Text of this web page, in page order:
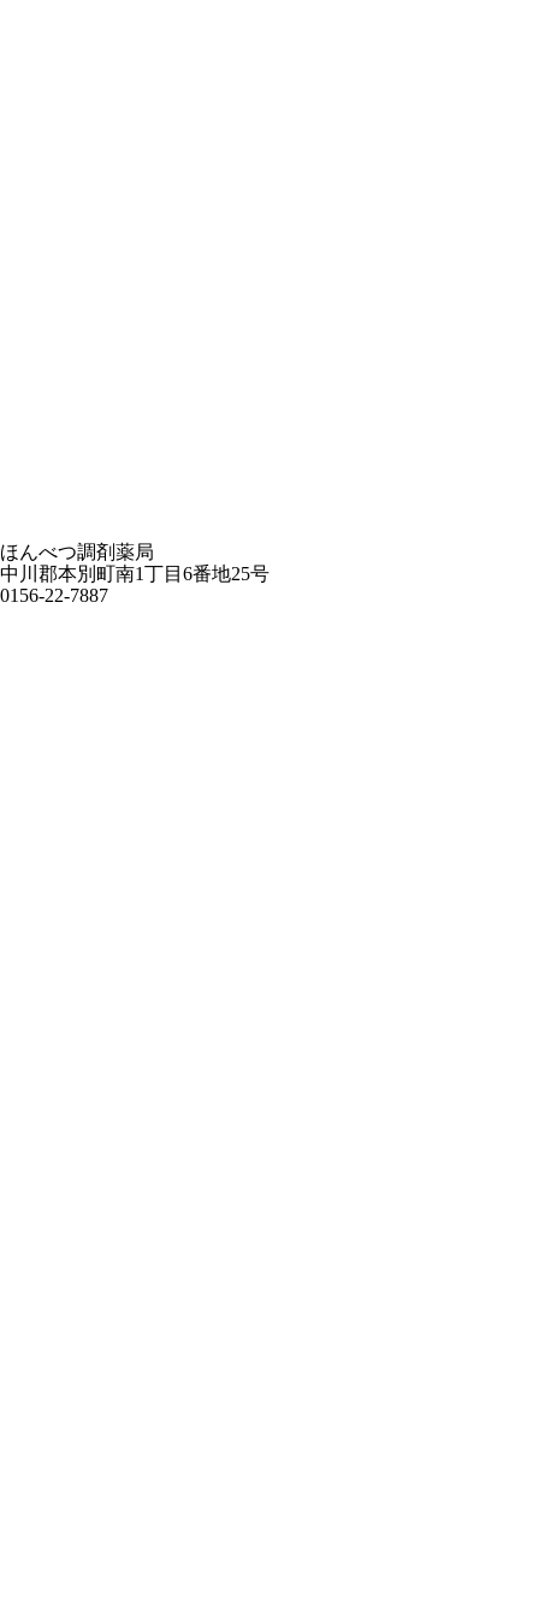
ほんべつ調剤薬局
中川郡本別町南1丁目6番地25号
0156-22-7887